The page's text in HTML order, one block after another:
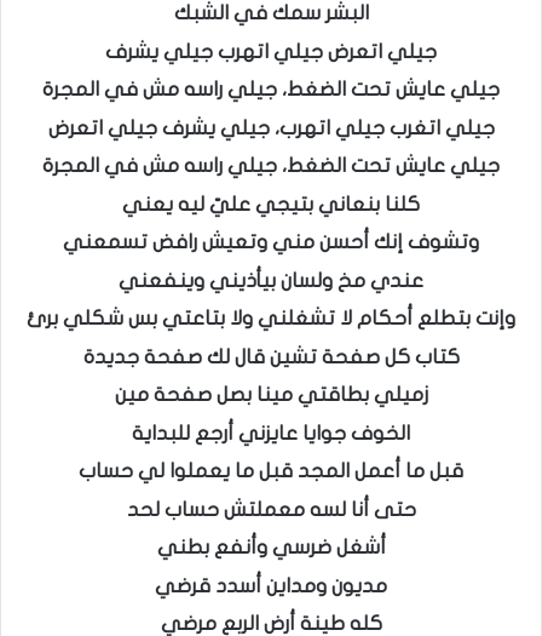
البشر سمك في الشبك
جيلي اتعرض جيلي اتهرب جيلي يشرف
جيلي عايش تحت الضغط، جيلي راسه مش في المجرة
جيلي اتغرب جيلي اتهرب، جيلي يشرف جيلي اتعرض
جيلي عايش تحت الضغط، جيلي راسه مش في المجرة
كلنا بنعاني بتيجي عليّ ليه يعني
وتشوف إنك أحسن مني وتعيش رافض تسمعني
عندي مخ ولسان بيأذيني وينفعني
وإنت بتطلع أحكام لا تشغلني ولا بتاعتي بس شكلي برئ
كتاب كل صفحة تشين قال لك صفحة جديدة
زميلي بطاقتي مينا بصل صفحة مين
الخوف جوايا عايزني أرجع للبداية
قبل ما أعمل المجد قبل ما يعملوا لي حساب
حتى أنا لسه معملتش حساب لحد
أشغل ضرسي وأنفع بطني
مديون ومداين أسدد قرضي
كله طينة أرض الربع مرضي